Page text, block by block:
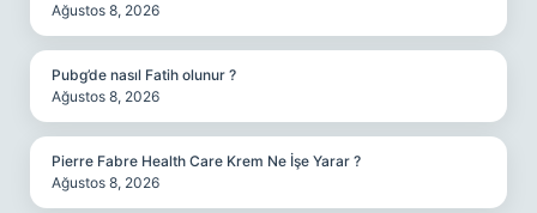
Ağustos 8, 2026
Pubg’de nasıl Fatih olunur ?
Ağustos 8, 2026
Pierre Fabre Health Care Krem Ne İşe Yarar ?
Ağustos 8, 2026